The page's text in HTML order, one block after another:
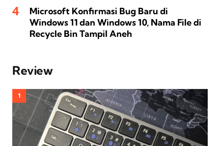
Microsoft Konfirmasi Bug Baru di
Windows 11 dan Windows 10, Nama File di
Recycle Bin Tampil Aneh
Review